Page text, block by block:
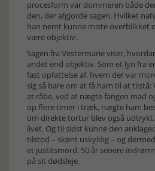
procesform var dommeren både
den, der afgjorde sagen. Hvilket
han nemt kunne miste overblikket
være objektiv.
Sagen fra Vestermarie viser,
andet end objektiv. Som et lyn fra
fast opfattelse af, hvem der var
sig så bare om at få ham til at tilstå:
at råbe, ved at nægte fangen mad
op flere timer i træk, nægte ham
om direkte tortur blev også
livet. Og til sidst kunne den
tilstod – skønt uskyldig – og
et justitsmord. 50 år senere
på sit dødsleje.